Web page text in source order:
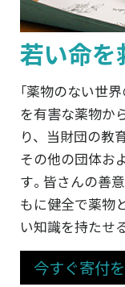
若い命を
｢薬物のない世
を有害な薬物か
り、当財団の教
その他の団体お
す｡ 皆さんの善
もに健全で薬物
い知識を持たせ
今すぐ寄付